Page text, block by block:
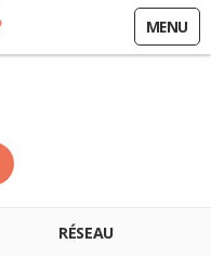
MENU
RÉSEAU